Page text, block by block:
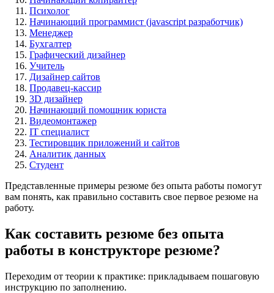
Психолог
Начинающий программист (jаvascript разработчик)
Менеджер
Бухгалтер
Графический дизайнер
Учитель
Дизайнер сайтов
Продавец-кассир
3D дизайнер
Начинающий помощник юриста
Видеомонтажер
IT специалист
Тестировщик приложений и сайтов
Аналитик данных
Студент
Представленные примеры резюме без опыта работы помогут
вам понять, как правильно составить свое первое резюме на
работу.
Как составить резюме без опыта
работы в конструкторе резюме?
Переходим от теории к практике: прикладываем пошаговую
инструкцию по заполнению.